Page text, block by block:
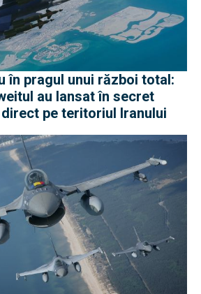
în pragul unui război total:
au lansat în secret
pe teritoriul Iranului